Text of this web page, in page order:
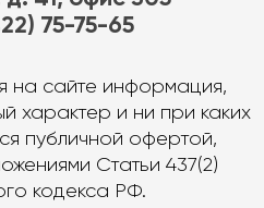
75-75-65
на сайте информация,
характер и ни при каких
публичной офертой,
Статьи 437(2)
кодекса РФ.